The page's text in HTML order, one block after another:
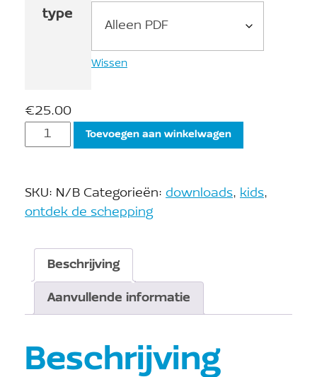
type
Wissen
€25.00
Toevoegen aan winkelwagen
SKU: N/B Categorieën: downloads, kids,
ontdek de schepping
Beschrijving
Aanvullende informatie
Beschrijving